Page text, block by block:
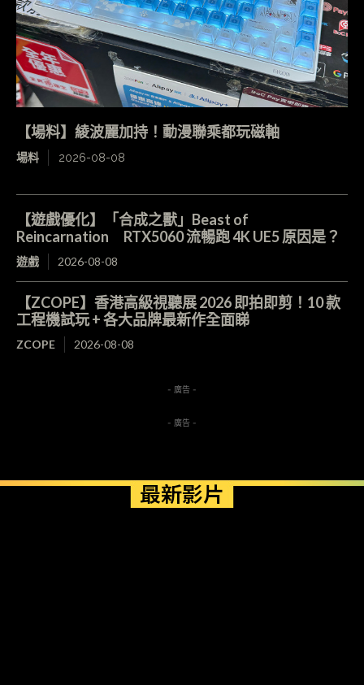
【場料】綾波麗加持！動漫聯乘都玩磁軸
場料 2026-08-08
【遊戲優化】「合成之獸」Beast of
Reincarnation RTX5060 流暢跑 4K UE5 原因是？
遊戲 2026-08-08
【ZCOPE】香港高級視聽展 2026 即拍即剪！10 款
工程機試玩 + 各大品牌最新作全面睇
ZCOPE 2026-08-08
- 廣告 -
- 廣告 -
最新影片